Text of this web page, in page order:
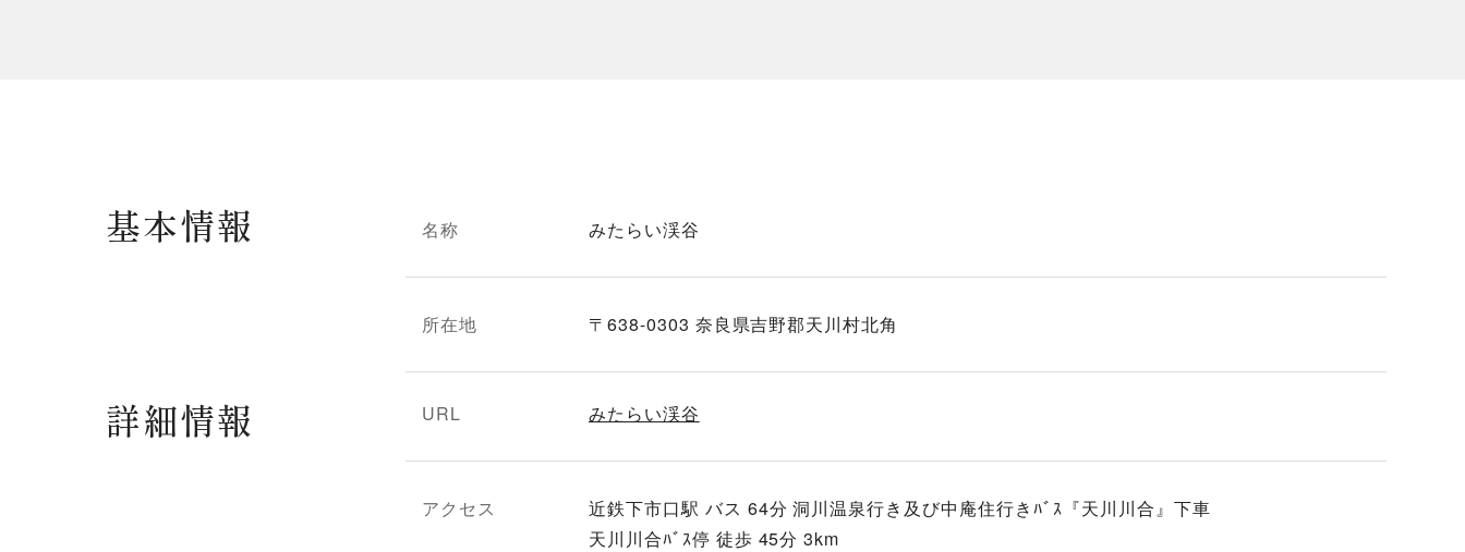
基本情報 名称 みたらい渓谷
所在地 〒638-0303 奈良県吉野郡天川村北角
詳細情報 URL みたらい渓谷
アクセス
近鉄下市口駅 バス 64分 洞川温泉行き及び中庵住行きﾊﾞｽ『天川川合』下車
天川川合ﾊﾞｽ停 徒歩 45分 3km